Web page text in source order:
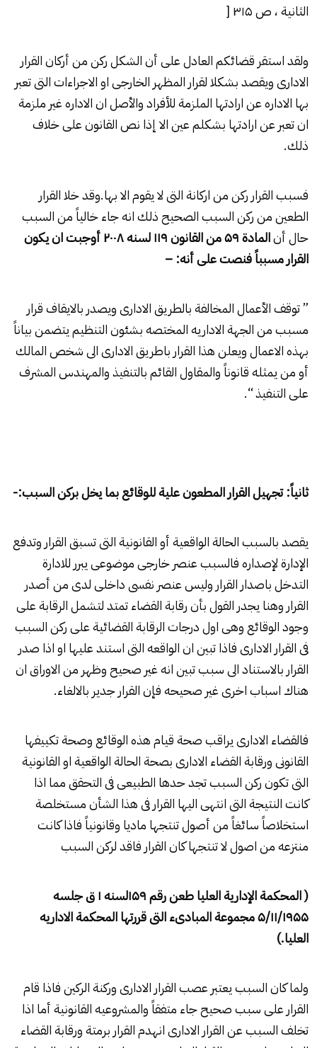
الثانية ، ص ۳۱۵ [
ولقد استقر قضائكم العادل على أن الشكل ركن من أركان القرار
الادارى ويقصد بشكلا لقرار المظهر الخارجى او الاجراءات التى تعبر
بها الاداره عن ارادتها الملزمة للأفراد والأصل ان الاداره غير ملزمة
ان تعبر عن ارادتها بشكلم عين الا إذا نص القانون على خلاف
ذلك.
فسبب القرار ركن من اركانة التى لا يقوم الا بها.وقد خلا القرار
الطعين من ركن السبب الصحيح ذلك انه جاء خالياً من السبب
حال أنالمادة۵۹من القانون۱۱۹لسنه۲۰۰۸أوجبت ان يكون
القرار مسبباً فنصت على أنه: –
” توقف الأعمال المخالفة بالطريق الادارى ويصدر بالايقاف قرار
مسبب من الجهة الاداريه المختصه بشئون التنظيم يتضمن بياناً
بهذه الاعمال ويعلن هذا القرار باطريق الادارى الى شخص المالك
أو من يمثله قانوناً والمقاول القائم بالتنفيذ والمهندس المشرف
على التنفيذ “.
ثانياً: تجهيل القرار المطعون علية للوقائع بما يخل بركن السبب:-
يقصد بالسبب الحالة الواقعية أو القانونية التى تسبق القرار وتدفع
الإدارة لإصداره فالسبب عنصر خارجى موضوعى يبرر للادارة
التدخل باصدار القرار وليس عنصر نفسى داخلى لدى من أصدر
القرار وهنا يجدر القول بأن رقابة القضاء تمتد لتشمل الرقابة على
وجود الوقائع وهى اول درجات الرقابة القضائية على ركن السبب
فى القرار الادارى فاذا تبين ان الواقعه التى استند عليها او اذا صدر
القرار بالاستناد الى سبب تبين انه غير صحيح وظهر من الاوراق ان
هناك اسباب اخرى غير صحيحه فإن القرار جدير بالالغاء.
فالقضاء الادارى يراقب صحة قيام هذه الوقائع وصحة تكييفها
القانونى ورقابة القضاء الادارى بصحة الحالة الواقعية او القانونية
التى تكون ركن السبب تجد حدها الطبيعى فى التحقق مما اذا
كانت النتيجة التى انتهى اليها القرار فى هذا الشأن مستخلصة
استخلاصاً سائغاً من أصول تنتجها ماديا وقانونياً فاذا كانت
منتزعه من اصول لا تنتجها كان القرار فاقد لركن السبب
( المحكمة الإدارية العليا طعن رقم۱۵۹لسنه۱ق جلسه
۵/۱۱/۱۹۵۵مجموعة المبادىء التى قررتها المحكمة الاداريه
العليا.)
ولما كان السبب يعتبر عصب القرار الادارى وركنة الركين فاذا قام
القرار على سبب صحيح جاء متفقاً والمشروعيه القانونية أما اذا
تخلف السبب عن القرار الادارى انهدم القرار برمتة ورقابة القضاء